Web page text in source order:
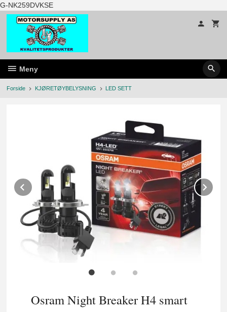
G-NK259DVKSEGå
til
innholdet
Meny
Forside KJØRETØYBELYSNING LED SETT
Prev
Osram Night Breaker H4 smart